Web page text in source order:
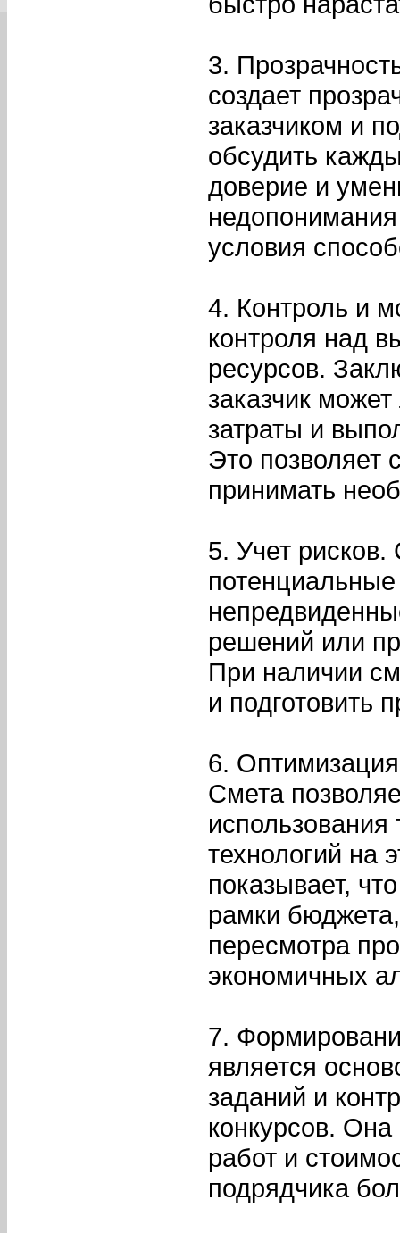
3.
создает
заказчиком и
обсудить
доверие и
условия
4. Контроль и
контроля над
ресурсов.
заказчик
затраты и
Это позволяет
принимать
5. Учет
потенциальные
решений или
При наличии
и подготовить
6.
Смета
технологий на
показывает,
рамки
пересмотра
экономичных
7.
является
заданий и
конкурсов.
работ и
подрядчика